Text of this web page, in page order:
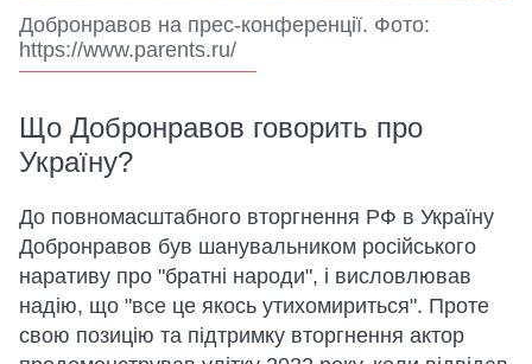
Добронравов на прес-конференції. Фото:
https://www.parents.ru/
Що Добронравов говорить про
Україну?
До повномасштабного вторгнення РФ в Україну
Добронравов був шанувальником російського
наративу про "братні народи", і висловлював
надію, що "все це якось утихомириться". Проте
свою позицію та підтримку вторгнення актор